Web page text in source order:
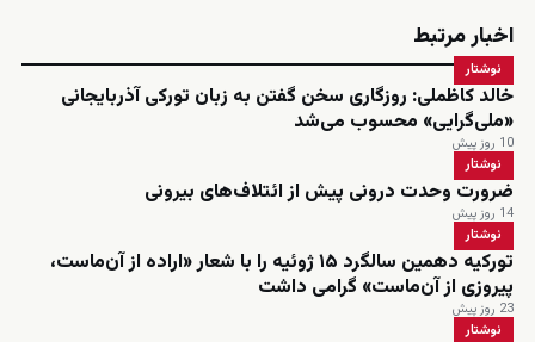
اخبار مرتبط
نوشتار
خالد کاظملی: روزگاری سخن گفتن به زبان تورکی آذربایجانی
«ملی‌گرایی» محسوب می‌شد
10 روز پیش
نوشتار
ضرورت وحدت درونی پیش از ائتلاف‌های بیرونی
14 روز پیش
نوشتار
تورکیه دهمین سالگرد ۱۵ ژوئیه را با شعار «اراده از آن‌ماست،
پیروزی از آن‌ماست» گرامی داشت
23 روز پیش
نوشتار